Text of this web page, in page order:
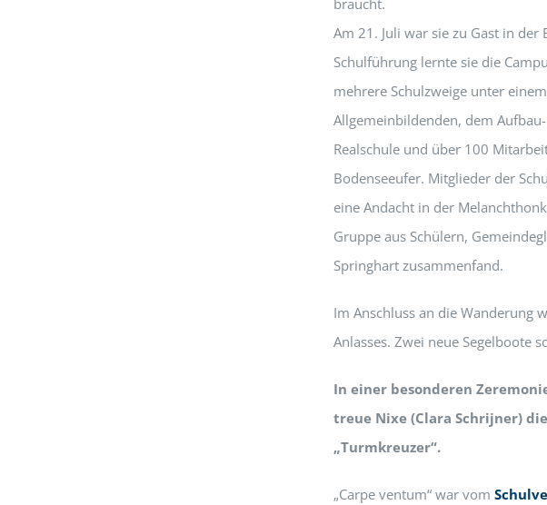
Am 21. Juli war sie zu Gast in der
Schulführung lernte sie die
mehrere Schulzweige unter
Allgemeinbildenden, dem
Realschule und über 100
Bodenseeufer. Mitglieder der
eine Andacht in der
Gruppe aus Schülern,
Springhart zusammenfand.
Im Anschluss an die Wanderung
Anlasses. Zwei neue Segelboote
In einer besonderen
treue Nixe (Clara Schrijner)
„Turmkreuzer“.
„Carpe ventum“ war vom